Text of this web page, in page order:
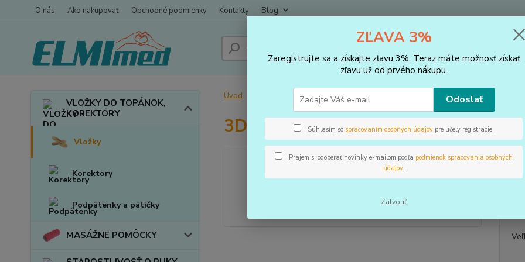
O nás Ako nakupovať Obchodné podmienky Kontakty Blog
(Po-
VLOŽKY DO TOPÁNOK,
KOREKTORY
Vložky
Korektory
Podpätenky a pätičky
MASÁŽNE POMÔCKY
Úvod VLOŽKY DO TOPÁNOK, KOREKTORY 3D vložky anatomicky
3D vložky anatomicky tvarované
ZĽAVA 3%
Zaregistrujte sa a získajte zľavu 3%. Teraz máte možnosť získať
zľavu už od prvého nákupu.
Odoslať
Súhlasím so spracovaním osobných údajov pre účely registrácie.
Prajem si odoberať novinky e-mailom podľa podmienok spracovania osobných
údajov.
Zatvoriť